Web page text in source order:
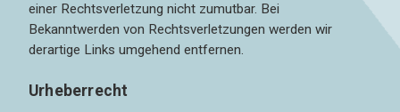
einer Rechtsverletzung nicht zumutbar. Bei
Bekanntwerden von Rechtsverletzungen werden wir
derartige Links umgehend entfernen.
Urheberrecht